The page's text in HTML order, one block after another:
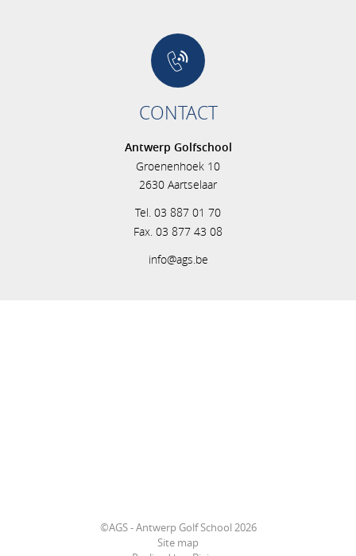
CONTACT
Antwerp Golfschool
Groenenhoek 10
2630 Aartselaar
Tel. 03 887 01 70
Fax. 03 877 43 08
info@ags.be
©AGS - Antwerp Golf School 2026
Site map